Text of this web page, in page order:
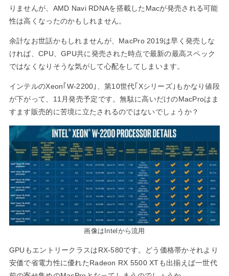
りませんが、AMD Navi RDNAを搭載したMacが発売される可能
性は高くなったのかもしれません。
余計なお世話かもしれませんが、MacPro 2019は早く発売しな
ければ、CPU、GPU共に発売された時点で最新の最高スペック
ではなくなりそうな気がして心配をしてしまいます。
インテルのXeon｢W-2200｣、第10世代｢Xシリーズ｣もかなり値段
が下がって、11月発売予定です。無駄に高いだけのMacProはま
すます販売的に苦境に立たされるのではないでしょうか？
画像はIntelから流用
GPUもエントリークラスはRX-580です。どう価格帯かそれより
安価で省電力性に優れたRadeon RX 5500 XTも出揃えば一世代